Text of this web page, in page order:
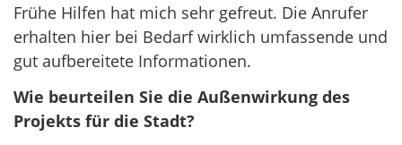
Frühe Hilfen hat mich sehr gefreut. Die Anrufer
erhalten hier bei Bedarf wirklich umfassende und
gut aufbereitete Informationen.
Wie beurteilen Sie die Außenwirkung des
Projekts für die Stadt?